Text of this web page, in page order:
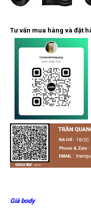
Tư vấn mua hàng và đặt
Giá body